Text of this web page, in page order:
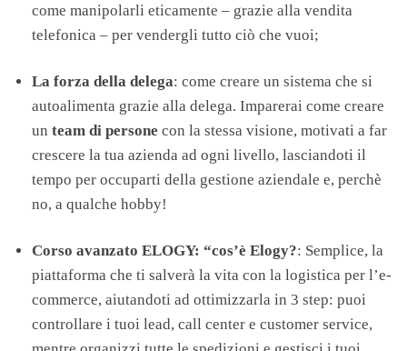
come manipolarli eticamente – grazie alla vendita
telefonica – per vendergli tutto ciò che vuoi;
La forza della delega: come creare un sistema che si
autoalimenta grazie alla delega. Imparerai come creare
un team di persone con la stessa visione, motivati a far
crescere la tua azienda ad ogni livello, lasciandoti il
tempo per occuparti della gestione aziendale e, perchè
no, a qualche hobby!
Corso avanzato ELOGY: “cos’è Elogy?: Semplice, la
piattaforma che ti salverà la vita con la logistica per l’e-
commerce, aiutandoti ad ottimizzarla in 3 step: puoi
controllare i tuoi lead, call center e customer service,